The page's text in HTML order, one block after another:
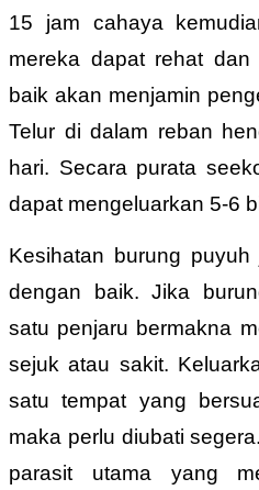
15 jam cahaya
mereka dapat rehat
baik akan menjamin
Telur di dalam reban
hari. Secara purata
dapat mengeluarkan 5-6
Kesihatan burung
dengan baik. Jika
satu penjaru bermakna
sejuk atau sakit.
satu tempat yang
maka perlu diubati
parasit utama yang